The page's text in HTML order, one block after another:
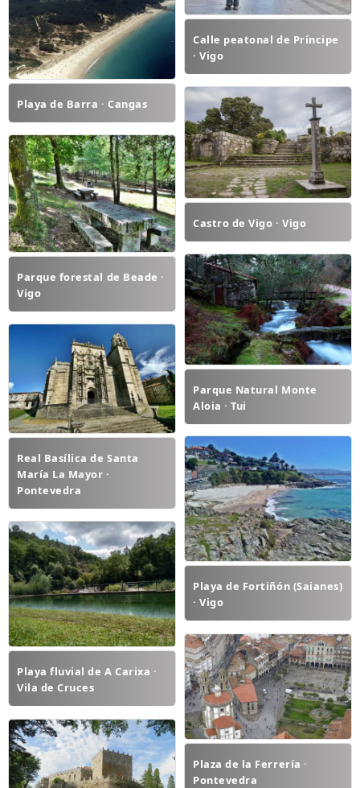
Calle peatonal de Príncipe
· Vigo
Playa de Barra · Cangas
Castro de Vigo · Vigo
Parque forestal de Beade ·
Vigo
Parque Natural Monte
Aloia · Tui
Real Basílica de Santa
María La Mayor ·
Pontevedra
Playa de Fortiñón (Saianes)
· Vigo
Playa fluvial de A Carixa ·
Vila de Cruces
Plaza de la Ferrería ·
Pontevedra